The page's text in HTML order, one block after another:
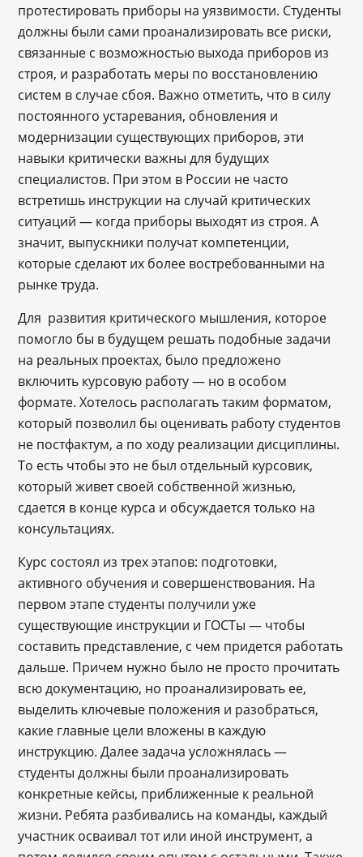
протестировать приборы на уязвимости. Студенты
должны были сами проанализировать все риски,
связанные с возможностью выхода приборов из
строя, и разработать меры по восстановлению
систем в случае сбоя. Важно отметить, что в силу
постоянного устаревания, обновления и
модернизации существующих приборов, эти
навыки критически важны для будущих
специалистов. При этом в России не часто
встретишь инструкции на случай критических
ситуаций — когда приборы выходят из строя. А
значит, выпускники получат компетенции,
которые сделают их более востребованными на
рынке труда.
Для развития критического мышления, которое
помогло бы в будущем решать подобные задачи
на реальных проектах, было предложено
включить курсовую работу — но в особом
формате. Хотелось располагать таким форматом,
который позволил бы оценивать работу студентов
не постфактум, а по ходу реализации дисциплины.
То есть чтобы это не был отдельный курсовик,
который живет своей собственной жизнью,
сдается в конце курса и обсуждается только на
консультациях.
Курс состоял из трех этапов: подготовки,
активного обучения и совершенствования. На
первом этапе студенты получили уже
существующие инструкции и ГОСТы — чтобы
составить представление, с чем придется работать
дальше. Причем нужно было не просто прочитать
всю документацию, но проанализировать ее,
выделить ключевые положения и разобраться,
какие главные цели вложены в каждую
инструкцию. Далее задача усложнялась —
студенты должны были проанализировать
конкретные кейсы, приближенные к реальной
жизни. Ребята разбивались на команды, каждый
участник осваивал тот или иной инструмент, а